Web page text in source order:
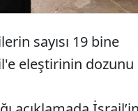
sayısı 19 bine
eleştirinin dozunu